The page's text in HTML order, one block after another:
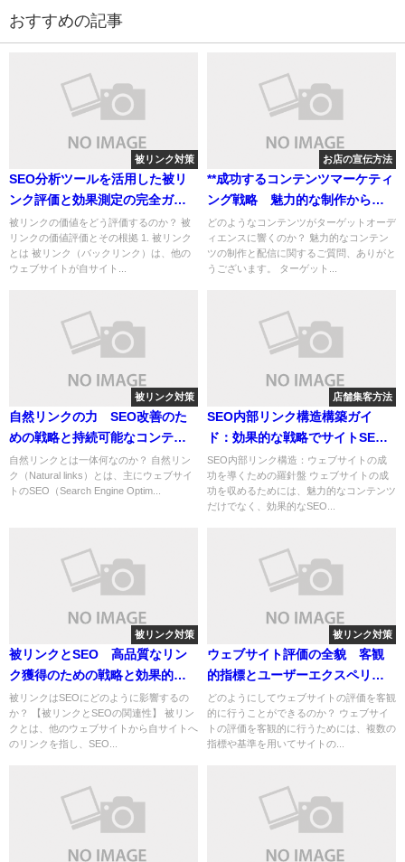
おすすめの記事
被リンク対策
SEO分析ツールを活用した被リ
ンク評価と効果測定の完全ガイ
ド
被リンクの価値をどう評価するのか？ 被
リンクの価値評価とその根拠 1. 被リンク
とは 被リンク（バックリンク）は、他の
ウェブサイトが自サイト...
お店の宣伝方法
**成功するコンテンツマーケティ
ング戦略 魅力的な制作から効
果的な配信まで**
どのようなコンテンツがターゲットオーデ
ィエンスに響くのか？ 魅力的なコンテン
ツの制作と配信に関するご質問、ありがと
うございます。 ターゲット...
被リンク対策
自然リンクの力 SEO改善のた
めの戦略と持続可能なコンテン
ツ作り
自然リンクとは一体何なのか？ 自然リン
ク（Natural links）とは、主にウェブサイ
トのSEO（Search Engine Optim...
店舗集客方法
SEO内部リンク構造構築ガイ
ド：効果的な戦略でサイトSEO
を劇的に改善
SEO内部リンク構造：ウェブサイトの成
功を導くための羅針盤 ウェブサイトの成
功を収めるためには、魅力的なコンテンツ
だけでなく、効果的なSEO...
被リンク対策
被リンクとSEO 高品質なリン
ク獲得のための戦略と効果的な
アプローチ
被リンクはSEOにどのように影響するの
か？ 【被リンクとSEOの関連性】 被リン
クとは、他のウェブサイトから自サイトへ
のリンクを指し、SEO...
被リンク対策
ウェブサイト評価の全貌 客観
的指標とユーザーエクスペリエ
ンスの重要性
どのようにしてウェブサイトの評価を客観
的に行うことができるのか？ ウェブサイ
トの評価を客観的に行うためには、複数の
指標や基準を用いてサイトの...